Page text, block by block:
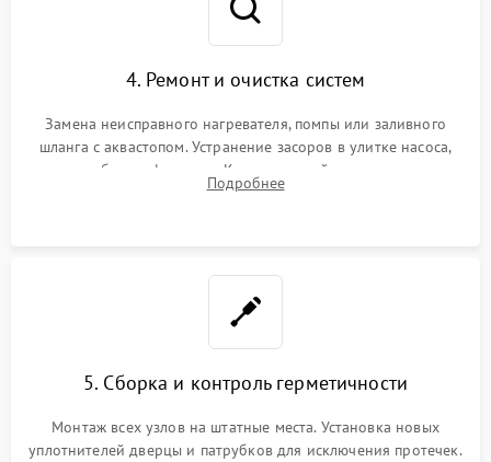
4. Ремонт и очистка систем
Замена неисправного нагревателя, помпы или заливного
шланга с аквастопом. Устранение засоров в улитке насоса,
патрубках и фильтрах. Компонентный ремонт платы
управления, восстановление поврежденной проводки.
Подробнее
5. Сборка и контроль герметичности
Монтаж всех узлов на штатные места. Установка новых
уплотнителей дверцы и патрубков для исключения протечек.